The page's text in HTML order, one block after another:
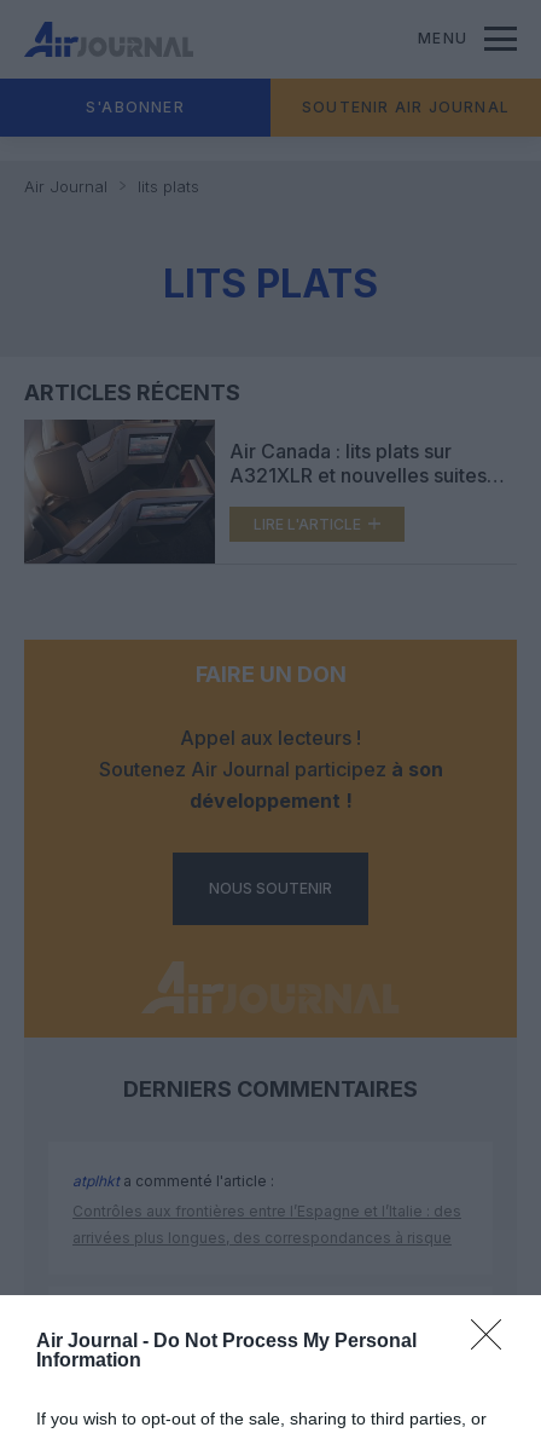
Air Journal - Do Not Process My Personal
Information
If you wish to opt-out of the sale, sharing to third parties, or
MENU
S'ABONNER SOUTENIR AIR JOURNAL
Air Journal lits plats
LITS PLATS
ARTICLES RÉCENTS
Air Canada : lits plats sur
A321XLR et nouvelles suites
LIRE L'ARTICLE
FAIRE UN DON
Appel aux lecteurs !
Soutenez Air Journal participez à son
développement !
NOUS SOUTENIR
DERNIERS COMMENTAIRES
atplhkta commenté l'article :
Contrôles aux frontières entre l’Espagne et l’Italie : des
arrivées plus longues, des correspondances à risque
Pyramides, croisières et mer Rouge : l’Égypte mise sur